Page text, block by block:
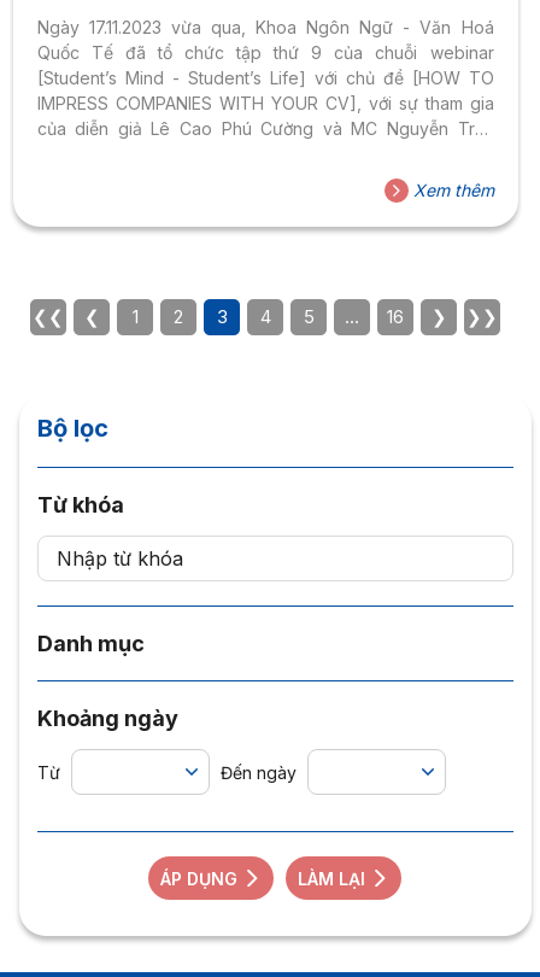
Ngày 17.11.2023 vừa qua, Khoa Ngôn Ngữ - Văn Hoá
Quốc Tế đã tổ chức tập thứ 9 của chuỗi webinar
[Student’s Mind - Student’s Life] với chủ đề [HOW TO
IMPRESS COMPANIES WITH YOUR CV], với sự tham gia
của diễn giả Lê Cao Phú Cường và MC Nguyễn Trần
Xem thêm
❮❮ ❮ 1 2 3 4 5 … 16 ❯ ❯❯
Bộ lọc
Từ khóa
Danh mục
Khoảng ngày
Từ Đến ngày
ÁP DỤNG LÀM LẠI